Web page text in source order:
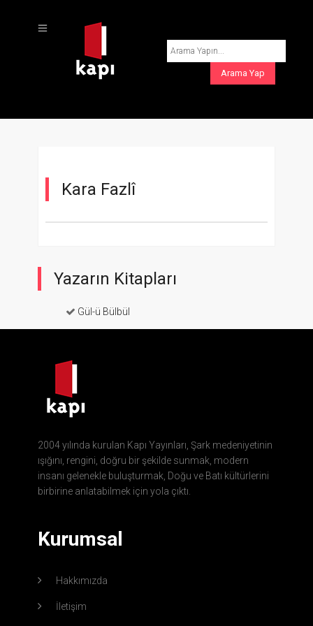
Kara Fazlî
Yazarın Kitapları
Gül-ü Bülbül
2004 yılında kurulan Kapı Yayınları, Şark medeniyetinin
ışığını, rengini, doğru bir şekilde sunmak, modern
insanı gelenekle buluşturmak, Doğu ve Batı kültürlerini
birbirine anlatabilmek için yola çıktı.
Kurumsal
Hakkımızda
İletişim